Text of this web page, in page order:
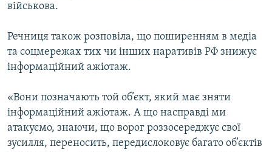
військова.
Речниця також розповіла, що поширенням в медіа
та соцмережах тих чи інших наративів РФ знижує
інформаційний ажіотаж.
«Вони позначають той об’єкт, який має зняти
інформаційний ажіотаж. А що насправді ми
атакуємо, знаючи, що ворог роззосереджує свої
зусилля, переносить, передислоковує багато об’єктів